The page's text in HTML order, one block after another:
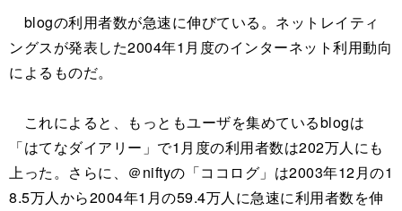
ショッピング その他
blogの利用者数が急速に伸びている。ネットレイティ
ングスが発表した2004年1月度のインターネット利用動向
によるものだ。
これによると、もっともユーザを集めているblogは
「はてなダイアリー」で1月度の利用者数は202万人にも
上った。さらに、＠niftyの「ココログ」は2003年12月の1
8.5万人から2004年1月の59.4万人に急速に利用者数を伸